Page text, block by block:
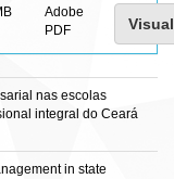
Adobe
PDF
nas escolas
integral do Ceará
in state